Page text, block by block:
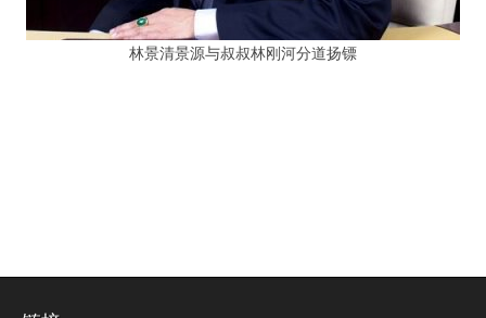
林景清景源与叔叔林刚河分道扬镖